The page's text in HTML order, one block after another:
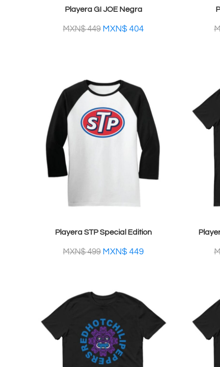
Playera GI JOE Negra
MXN$449 MXN$ 404
Playera STP Special Edition
MXN$499 MXN$ 449